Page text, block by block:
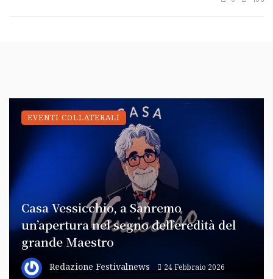
Casa Vessicchio, a Sanremo
un’apertura nel segno dell’eredità del
grande Maestro
Redazione Festivalnews 24 Febbraio 2026
EVENTI COLLATERALI